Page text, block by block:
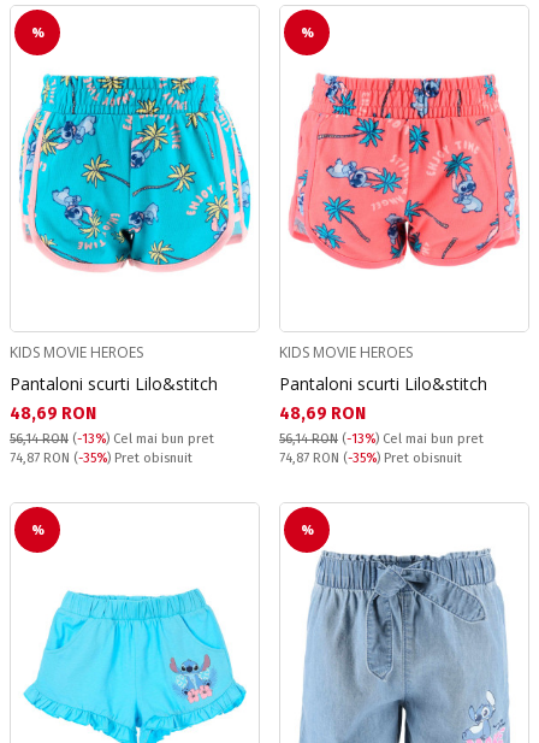
%
KIDS MOVIE HEROES
Pantaloni scurti Lilo&stitch
Текуща цена:
48,69 RON
56,14 RON (-13%) Cel mai bun pret
Pret obisnuit:
74,87 RON (-35%) Pret obisnuit
%
KIDS MOVIE HEROES
Pantaloni scurti Lilo&stitch
Текуща цена:
48,69 RON
56,14 RON (-13%) Cel mai bun pret
Pret obisnuit:
74,87 RON (-35%) Pret obisnuit
% %